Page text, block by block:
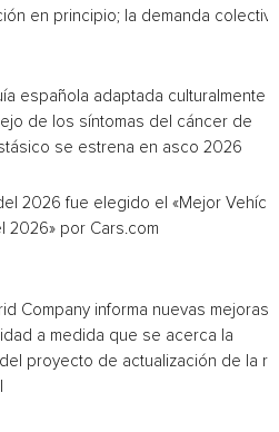
en principio; la demanda colectiva
española adaptada culturalmente
de los síntomas del cáncer de
se estrena en asco 2026
2026 fue elegido el «Mejor
2026» por Cars.com
Company informa nuevas mejoras
a medida que se acerca la
proyecto de actualización de la